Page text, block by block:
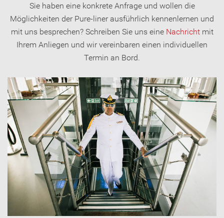
Sie haben eine konkrete Anfrage und wollen die
Möglichkeiten der Pure-liner ausführlich kennenlernen und
mit uns besprechen? Schreiben Sie uns eine Nachrichtmit
Ihrem Anliegen und wir vereinbaren einen individuellen
Termin an Bord.